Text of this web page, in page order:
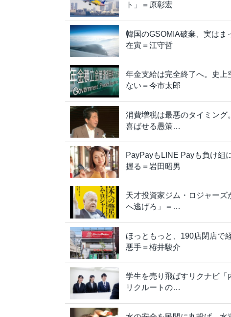
ト」＝原彰宏
韓国のGSOMIA破棄、実はま
在寅＝江守哲
年金支給は完全終了へ。史
ない＝今市太郎
消費増税は最悪のタイミン
喜ばせる愚策…
PayPayもLINE Payも負け組
握る＝岩田昭男
天才投資家ジム・ロジャー
へ逃げろ」＝…
ほっともっと、190店閉店で
悪手＝栫井駿介
学生を売り飛ばすリクナビ「
リクルートの…